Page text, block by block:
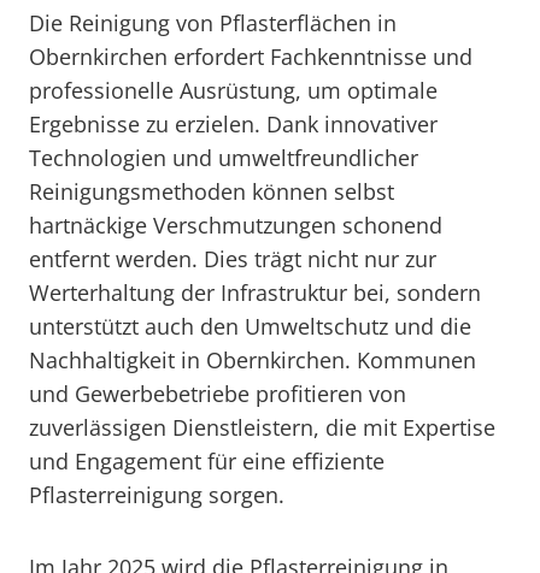
Die Reinigung von Pflasterflächen in
Obernkirchen erfordert Fachkenntnisse und
professionelle Ausrüstung, um optimale
Ergebnisse zu erzielen. Dank innovativer
Technologien und umweltfreundlicher
Reinigungsmethoden können selbst
hartnäckige Verschmutzungen schonend
entfernt werden. Dies trägt nicht nur zur
Werterhaltung der Infrastruktur bei, sondern
unterstützt auch den Umweltschutz und die
Nachhaltigkeit in Obernkirchen. Kommunen
und Gewerbebetriebe profitieren von
zuverlässigen Dienstleistern, die mit Expertise
und Engagement für eine effiziente
Pflasterreinigung sorgen.
Im Jahr 2025 wird die Pflasterreinigung in